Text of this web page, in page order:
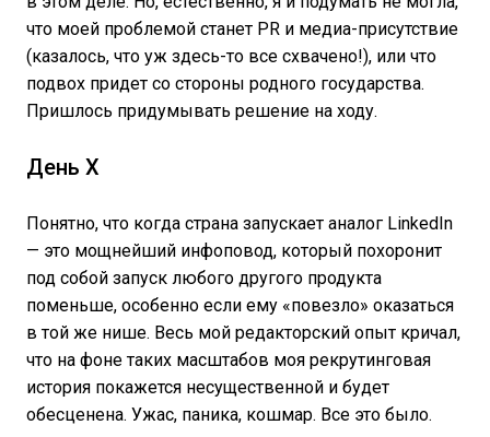
что моей проблемой станет PR и медиа-присутствие
(казалось, что уж здесь-то все схвачено!), или что
подвох придет со стороны родного государства.
Пришлось придумывать решение на ходу.
День Х
Понятно, что когда страна запускает аналог LinkedIn
— это мощнейший инфоповод, который похоронит
под собой запуск любого другого продукта
поменьше, особенно если ему «повезло» оказаться
в той же нише. Весь мой редакторский опыт кричал,
что на фоне таких масштабов моя рекрутинговая
история покажется несущественной и будет
обесценена. Ужас, паника, кошмар. Все это было.